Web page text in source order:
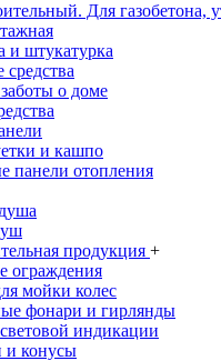
Для газобетона,
и штукатурка
о доме
и кашпо
панели отопления
продукция +
ограждения
мойки колес
фонари и гирлянды
индикации
и конусы